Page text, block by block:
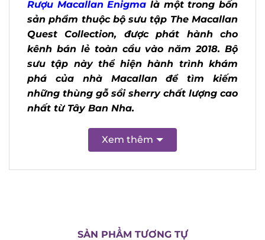
bốn sản phẩm thuộc bộ sưu tập The
Macallan Quest Collection, được phát
hành cho kênh bán lẻ toàn cầu vào
năm 2018. Bộ sưu tập này thể hiện
hành trình khám phá của nhà Macallan
để tìm kiếm những thùng gỗ sồi sherry
chất lượng cao nhất từ Tây Ban Nha.
Xem thêm
SẢN PHẨM TƯƠNG TỰ